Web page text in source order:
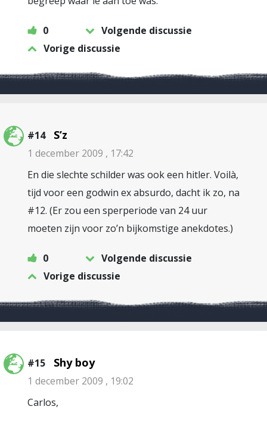
0
Volgende discussie
Vorige discussie
#14 S’z
1 december 2009 , 17:42
En die slechte schilder was ook een hitler. Voilà,
tijd voor een godwin ex absurdo, dacht ik zo, na
#12. (Er zou een sperperiode van 24 uur
moeten zijn voor zo’n bijkomstige anekdotes.)
0
Volgende discussie
Vorige discussie
#15 Shy boy
1 december 2009 , 19:02
Carlos,